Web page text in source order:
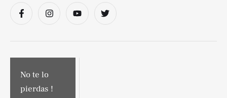
No te lo
pierdas !